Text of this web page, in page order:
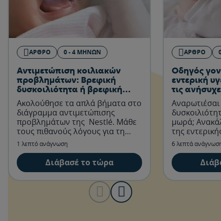
ΆΡΘΡΟ 0 - 4 ΜΗΝΏΝ
Αντιμετώπιση κοιλιακών
προβλημάτων: Βρεφική
δυσκοιλιότητα ή βρεφική
διάρροια;
Ακολούθησε τα απλά βήματα στο
διάγραμμα αντιμετώπισης
προβλημάτων της Nestlé. Μάθε
τους πιθανούς λόγους για τη
δυσκοιλιότητα ή τη διάρροια του
μωρού σου.
1 λεπτό ανάγνωση
Διάβασέ το τώρα
ΆΡΘΡΟ
Οδηγός
εντερική
τις
Αναρωτιέσαι
μωρά;
της
σου και
βοηθήσεις.
6 λεπτά